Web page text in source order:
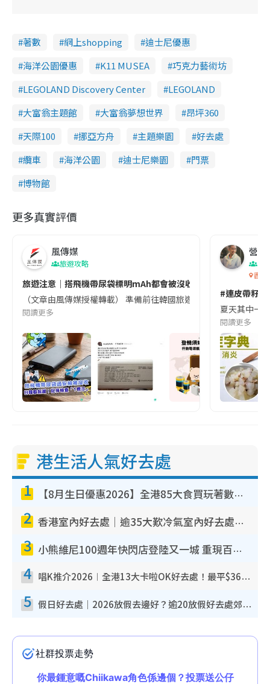
e
o
著數 網上shopping
迪士尼優惠
海洋公園優惠
K11 MUSEA
巧克力藝術坊
LEGOLAND Discovery Center
LEGOLAND
大富翁主題館
大富翁夢想世界
昂坪360
天際100
挪亞方舟 主題樂園
好去處
纜車
海洋公園 迪士尼樂園
門票
博物館
更多真實評價
風傳媒
旅遊攻略
旅遊注意｜搭飛機帶尿袋標明mAh都會被沒收😱出發前切記檢查
（文章由風傳媒授權轉載） 準備前往韓國旅遊的民眾，近期要
閱讀更多
營養
香港
#連皮帶籽
夏天其中一
閱讀更多
港生活人氣好去處
1 【8月生日優惠2026】全港85大食買玩著數攻略 自助餐/火鍋放題同行免費＋誠品/DONKI送現金券
2 香港室內好去處｜逾35大歎冷氣室內好去處推介 室內活動免費避雨無懼落雨
3 小熊維尼100週年快閃店登陸又一城 重現百畝森林經典場景／獨家限定盲盒登場／專屬DIY香水
4 唱K推介2026︱全港13大卡啦OK好去處！最平$36起 日文K都有！(附地址+收費詳情)
5 假日好去處｜2026放假去邊好？逾20放假好去處郊外/秘景 休閒半日或一日遊